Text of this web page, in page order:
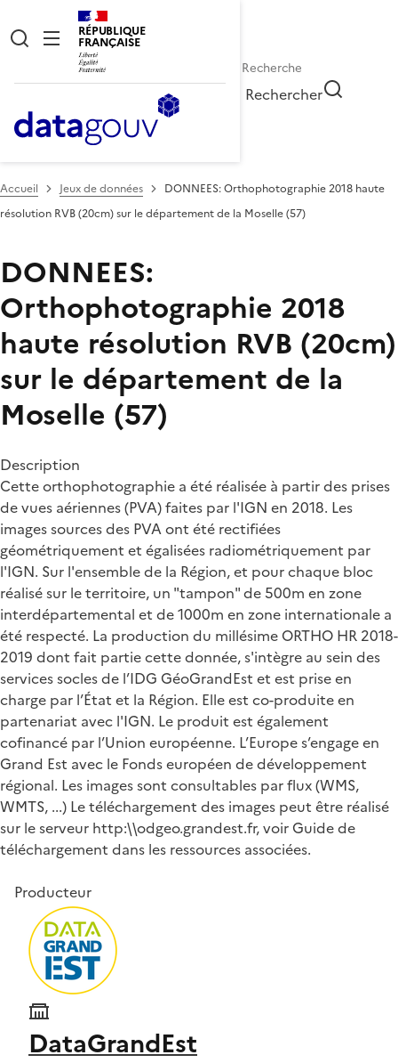
RÉPUBLIQUE
FRANÇAISE
Rechercher
Accueil Jeux de données
DONNEES: Orthophotographie 2018 haute
résolution RVB (20cm) sur le département de la Moselle (57)
DONNEES:
Orthophotographie 2018
haute résolution RVB (20cm)
sur le département de la
Moselle (57)
Description
Cette orthophotographie a été réalisée à partir des prises
de vues aériennes (PVA) faites par l'IGN en 2018. Les
images sources des PVA ont été rectifiées
géométriquement et égalisées radiométriquement par
l'IGN. Sur l'ensemble de la Région, et pour chaque bloc
réalisé sur le territoire, un "tampon" de 500m en zone
interdépartemental et de 1000m en zone internationale a
été respecté. La production du millésime ORTHO HR 2018-
2019 dont fait partie cette donnée, s'intègre au sein des
services socles de l’IDG GéoGrandEst et est prise en
charge par l’État et la Région. Elle est co-produite en
partenariat avec l'IGN. Le produit est également
cofinancé par l’Union européenne. L’Europe s’engage en
Grand Est avec le Fonds européen de développement
régional. Les images sont consultables par flux (WMS,
WMTS, ...) Le téléchargement des images peut être réalisé
sur le serveur http:\\odgeo.grandest.fr, voir Guide de
téléchargement dans les ressources associées.
Producteur
DataGrandEst